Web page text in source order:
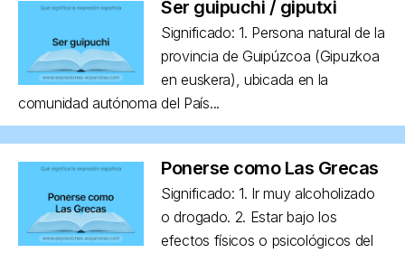
Ser guipuchi / giputxi
Significado: 1. Persona natural de la
provincia de Guipúzcoa (Gipuzkoa
en euskera), ubicada en la
comunidad autónoma del País...
Ponerse como Las Grecas
Significado: 1. Ir muy alcoholizado
o drogado. 2. Estar bajo los
efectos físicos o psicológicos del